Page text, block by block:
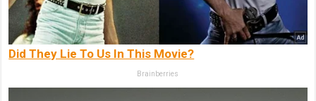
Did They Lie To Us In This Movie?
Brainberries